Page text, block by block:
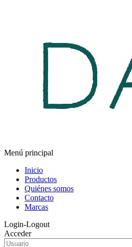
Menú principal
Inicio
Productos
Quiénes somos
Contacto
Marcas
Login-Logout
Acceder